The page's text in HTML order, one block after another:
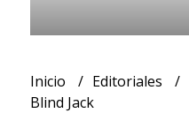
Inicio Editoriales
Blind Jack